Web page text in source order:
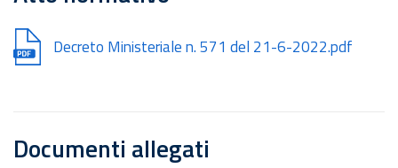
Document
Decreto Ministeriale n. 571 del 21-6-2022.pdf
Documenti allegati